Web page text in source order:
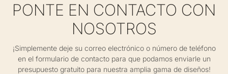
PONTE EN CONTACTO CON
NOSOTROS
¡Simplemente deje su correo electrónico o número de teléfono
en el formulario de contacto para que podamos enviarle un
presupuesto gratuito para nuestra amplia gama de diseños!